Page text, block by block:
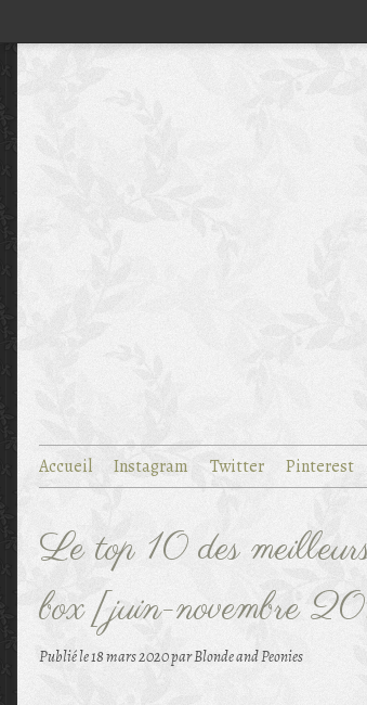
Accueil Instagram Twitter Pinterest
Le top 10 des
box [juin-novembre
Publié le18 mars 2020par Blonde and Peonies